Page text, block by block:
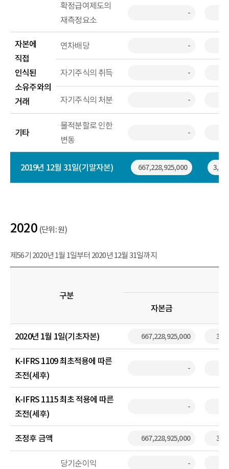
확정급여제도의
재측정요소
-
자본에
직접
인식된
소유주와의
거래
연차배당 -
자기주식의 취득 -
자기주식의 처분 -
기타
물적분할로 인한
변동
-
2019년 12월 31일(기말자본) 667,228,925,000
2020 (단위: 원)
제56기 2020년 1월 1일부터 2020년 12월 31일까지
구분
자본금
2020년 1월 1일(기초자본) 667,228,925,000
K-IFRS 1109 최초적용에 따른
조전(세후)
-
K-IFRS 1115 최초 적용에 따른
조전(세후)
-
조정후 금액 667,228,925,000
당기순이익 -